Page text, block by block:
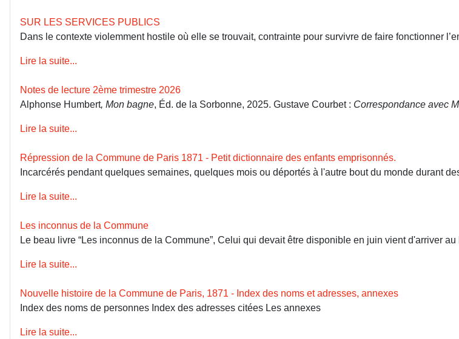
SUR LES SERVICES PUBLICS
Dans le contexte violemment hostile où elle se trouvait, contrainte pour survivre de faire fonctionner
Lire la suite...
Notes de lecture 2ème trimestre 2026
Alphonse Humbert, Mon bagne, Éd. de la Sorbonne, 2025. Gustave Courbet : Correspondance avec
Lire la suite...
Répression de la Commune de Paris 1871 - Petit dictionnaire des enfants emprisonnés.
Incarcérés pendant quelques semaines, quelques mois ou déportés à l'autre bout du monde durant
Lire la suite...
Les inconnus de la Commune
Le beau livre “Les inconnus de la Commune”, Celui qui devait être disponible en juin vient d'arriver au
Lire la suite...
Nouvelle histoire de la Commune de Paris, 1871 - Index des noms et adresses, annexes
Index des noms de personnes Index des adresses citées Les annexes
Lire la suite...